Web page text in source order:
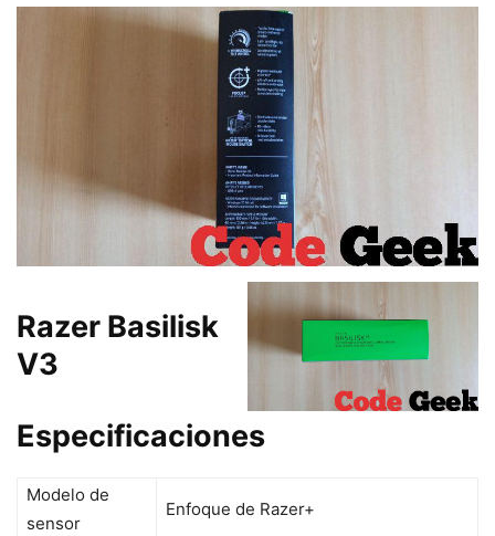
Razer Basilisk
V3
Especificaciones
Modelo de
sensor
Enfoque de Razer+